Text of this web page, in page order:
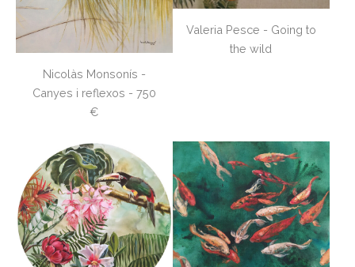
Nicolàs Monsonís -
Canyes i reflexos - 750
€
Valeria Pesce - Going to
the wild